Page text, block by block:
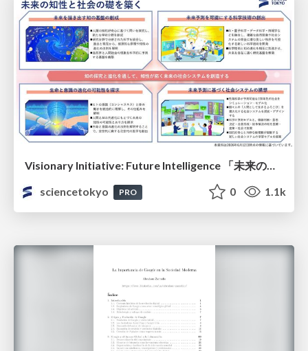
Visionary Initiative: Future Intelligence 「未来の知性と社会の礎を築く」｜Science Tokyo（東京科学大学）
sciencetokyo
PRO 0 1.1k